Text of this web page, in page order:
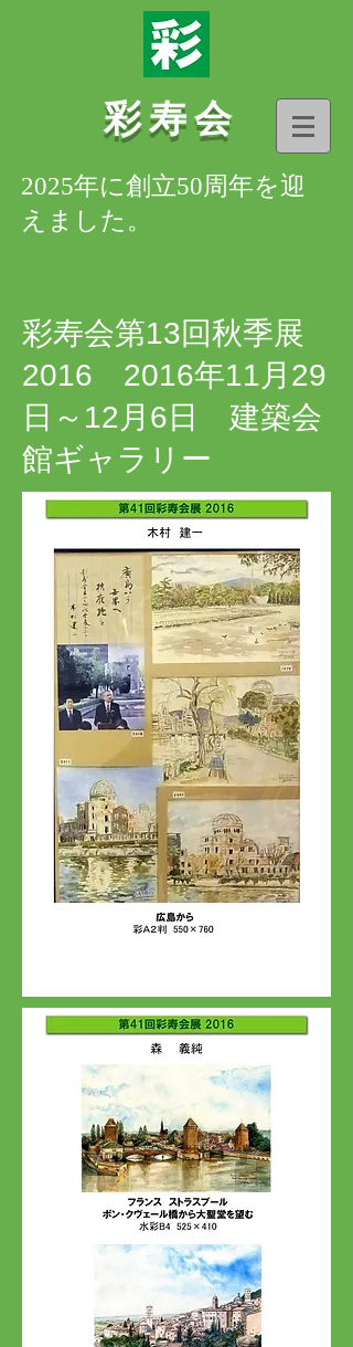
彩寿会
2025年に創立50周年を迎
えました。
彩寿会第13回秋季展
2016 2016年11月29
日～12月6日 建築会
館ギャラリー